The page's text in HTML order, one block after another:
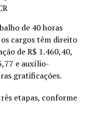
de 40 horas
cargos têm direito
de R$ 1.460,40,
e auxílio-
gratificações.
etapas, conforme